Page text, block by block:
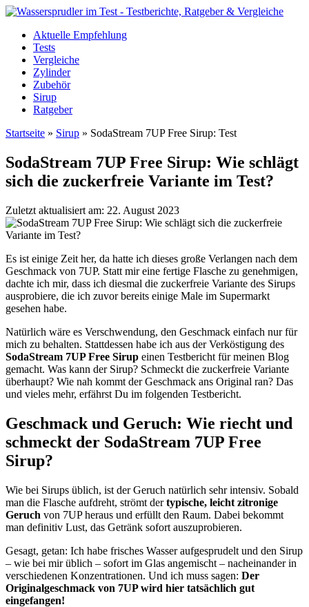
Aktuelle Empfehlung
Tests
Vergleiche
Zylinder
Zubehör
Sirup
Ratgeber
Startseite » Sirup » SodaStream 7UP Free Sirup: Test
SodaStream 7UP Free Sirup: Wie schlägt
sich die zuckerfreie Variante im Test?
Zuletzt aktualisiert am: 22. August 2023
Es ist einige Zeit her, da hatte ich dieses große Verlangen nach dem
Geschmack von 7UP. Statt mir eine fertige Flasche zu genehmigen,
dachte ich mir, dass ich diesmal die zuckerfreie Variante des Sirups
ausprobiere, die ich zuvor bereits einige Male im Supermarkt
gesehen habe.
Natürlich wäre es Verschwendung, den Geschmack einfach nur für
mich zu behalten. Stattdessen habe ich aus der Verköstigung des
SodaStream 7UP Free Sirup einen Testbericht für meinen Blog
gemacht. Was kann der Sirup? Schmeckt die zuckerfreie Variante
überhaupt? Wie nah kommt der Geschmack ans Original ran? Das
und vieles mehr, erfährst Du im folgenden Testbericht.
Geschmack und Geruch: Wie riecht und
schmeckt der SodaStream 7UP Free
Sirup?
Wie bei Sirups üblich, ist der Geruch natürlich sehr intensiv. Sobald
man die Flasche aufdreht, strömt dertypische, leicht zitronige
Geruch von 7UP heraus und erfüllt den Raum. Dabei bekommt
man definitiv Lust, das Getränk sofort auszuprobieren.
Gesagt, getan: Ich habe frisches Wasser aufgesprudelt und den Sirup
– wie bei mir üblich – sofort im Glas angemischt – nacheinander in
verschiedenen Konzentrationen. Und ich muss sagen: Der
Originalgeschmack von 7UP wird hier tatsächlich gut
eingefangen!